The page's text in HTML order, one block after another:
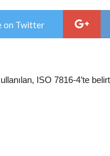
on Twitter
ISO 7816-4’te